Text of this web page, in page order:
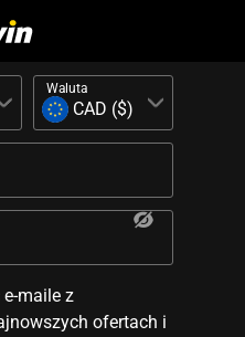
Waluta
maile z
ofertach i